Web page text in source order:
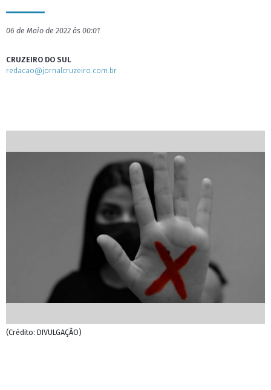
06 de Maio de 2022 às 00:01
CRUZEIRO DO SUL
redacao@jornalcruzeiro.com.br
(Crédito: DIVULGAÇÃO)